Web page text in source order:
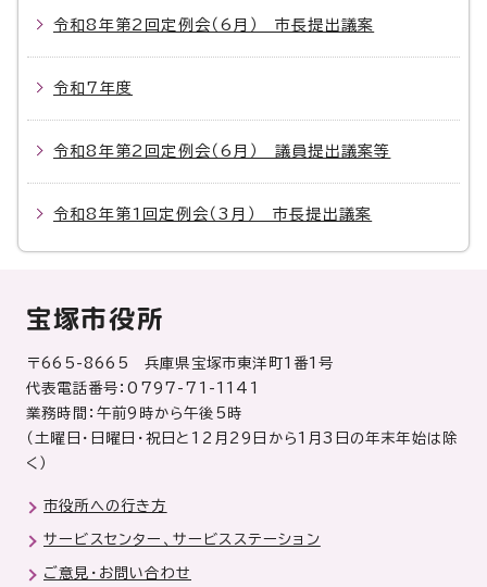
令和8年第2回定例会（6月） 市長提出議案
令和7年度
令和8年第2回定例会（6月） 議員提出議案等
令和8年第1回定例会（3月） 市長提出議案
宝塚市役所
〒665-8665 兵庫県宝塚市東洋町1番1号
代表電話番号：0797-71-1141
業務時間：午前9時から午後5時
（土曜日・日曜日・祝日と12月29日から1月3日の年末年始は除
く）
市役所への行き方
サービスセンター、サービスステーション
ご意見・お問い合わせ